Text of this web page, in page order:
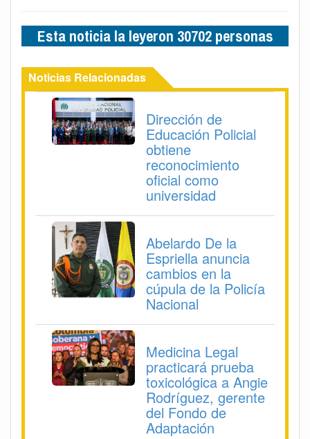
Esta noticia la leyeron 30702 personas
Noticias Relacionadas
Dirección de
Educación Policial
obtiene
reconocimiento
oficial como
universidad
Abelardo De la
Espriella anuncia
cambios en la
cúpula de la Policía
Nacional
Medicina Legal
practicará prueba
toxicológica a Angie
Rodríguez, gerente
del Fondo de
Adaptación